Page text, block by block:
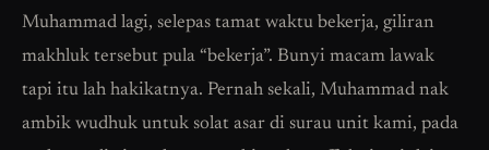
Muhammad lagi, selepas tamat waktu bekerja, giliran
makhluk tersebut pula “bekerja”. Bunyi macam lawak
tapi itu lah hakikatnya. Pernah sekali, Muhammad nak
ambik wudhuk untuk solat asar di surau unit kami, pada